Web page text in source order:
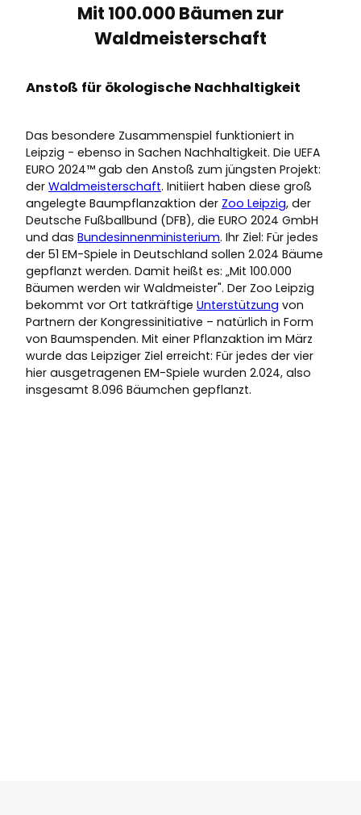
Mit 100.000 Bäumen zur
Waldmeisterschaft
Anstoß für ökologische Nachhaltigkeit
Das besondere Zusammenspiel funktioniert in
Leipzig - ebenso in Sachen Nachhaltigkeit. Die UEFA
EURO 2024™ gab den Anstoß zum jüngsten Projekt:
der Waldmeisterschaft. Initiiert haben diese groß
angelegte Baumpflanzaktion der Zoo Leipzig, der
Deutsche Fußballbund (DFB), die EURO 2024 GmbH
und das Bundesinnenministerium. Ihr Ziel: Für jedes
der 51 EM-Spiele in Deutschland sollen 2.024 Bäume
gepflanzt werden. Damit heißt es: „Mit 100.000
Bäumen werden wir Waldmeister". Der Zoo Leipzig
bekommt vor Ort tatkräftige Unterstützung von
Partnern der Kongressinitiative – natürlich in Form
von Baumspenden. Mit einer Pflanzaktion im März
wurde das Leipziger Ziel erreicht: Für jedes der vier
hier ausgetragenen EM-Spiele wurden 2.024, also
insgesamt 8.096 Bäumchen gepflanzt.